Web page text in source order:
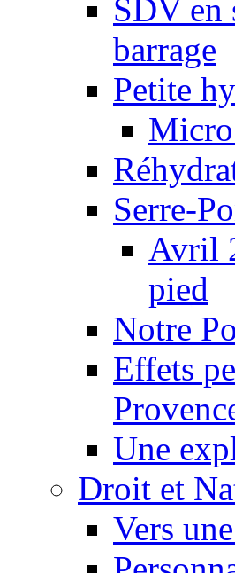
SDV en
barrage
Petite
Serre-
Avril
pied
Notre
Effets
Une
Droit et
Vers